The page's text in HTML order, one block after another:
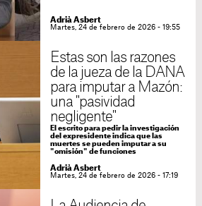
Adrià Asbert
Martes, 24 de febrero de 2026 - 19:55
Estas son las razones
de la jueza de la DANA
para imputar a Mazón:
una "pasividad
negligente"
El escrito para pedir la investigación
del expresidente indica que las
muertes se pueden imputar a su
"omisión" de funciones
Adrià Asbert
Martes, 24 de febrero de 2026 - 17:19